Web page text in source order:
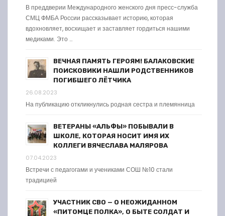
В преддверии Международного женского дня пресс-служба
СМЦ ФМБА России рассказывает историю, которая
вдохновляет, восхищает и заставляет гордиться нашими
медиками. Это …
ВЕЧНАЯ ПАМЯТЬ ГЕРОЯМ! БАЛАКОВСКИЕ
ПОИСКОВИКИ НАШЛИ РОДСТВЕННИКОВ
ПОГИБШЕГО ЛЁТЧИКА
26.08.2023
На публикацию откликнулись родная сестра и племянница
ВЕТЕРАНЫ «АЛЬФЫ» ПОБЫВАЛИ В
ШКОЛЕ, КОТОРАЯ НОСИТ ИМЯ ИХ
КОЛЛЕГИ ВЯЧЕСЛАВА МАЛЯРОВА
07.04.2023
Встречи с педагогами и учениками СОШ №10 стали
традицией
УЧАСТНИК СВО — О НЕОЖИДАННОМ
«ПИТОМЦЕ ПОЛКА», О БЫТЕ СОЛДАТ И